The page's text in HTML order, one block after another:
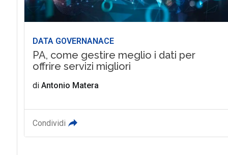
DATA GOVERNANACE
PA, come gestire meglio i dati per
offrire servizi migliori
di Antonio Matera
Condividi